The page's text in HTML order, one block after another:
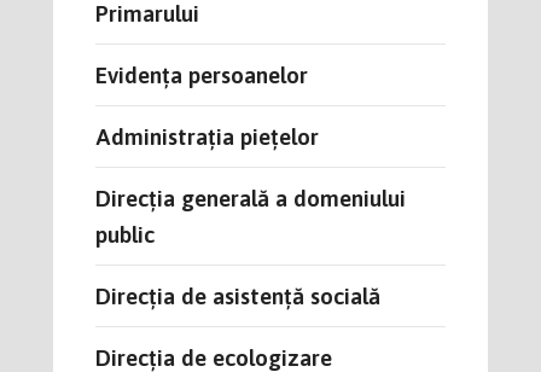
Primarului
Evidența persoanelor
Administrația piețelor
Direcția generală a domeniului
public
Direcția de asistență socială
Direcția de ecologizare